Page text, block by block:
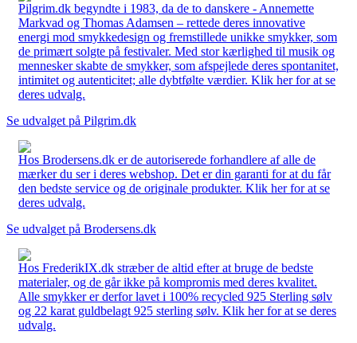
Pilgrim.dk begyndte i 1983, da de to danskere - Annemette
Markvad og Thomas Adamsen – rettede deres innovative
energi mod smykkedesign og fremstillede unikke smykker, som
de primært solgte på festivaler. Med stor kærlighed til musik og
mennesker skabte de smykker, som afspejlede deres spontanitet,
intimitet og autenticitet; alle dybtfølte værdier. Klik her for at se
deres udvalg.
Se udvalget på Pilgrim.dk
Hos Brodersens.dk er de autoriserede forhandlere af alle de
mærker du ser i deres webshop. Det er din garanti for at du får
den bedste service og de originale produkter. Klik her for at se
deres udvalg.
Se udvalget på Brodersens.dk
Hos FrederikIX.dk stræber de altid efter at bruge de bedste
materialer, og de går ikke på kompromis med deres kvalitet.
Alle smykker er derfor lavet i 100% recycled 925 Sterling sølv
og 22 karat guldbelagt 925 sterling sølv. Klik her for at se deres
udvalg.